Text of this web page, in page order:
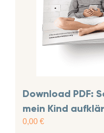
Download PDF:
mein Kind
0,00 €